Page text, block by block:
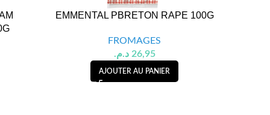
EMMENTAL PBRETON RAPE 100G
FROMAGES
26,95 د.م.
AJOUTER AU PANIER